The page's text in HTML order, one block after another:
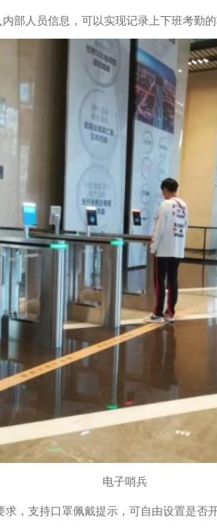
部人员信息，可以实现记录上下班考勤
电子哨兵
，支持口罩佩戴提示，可自由设置是否